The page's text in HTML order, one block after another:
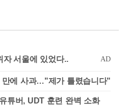
만에 사과…"제가 틀렸습니다"
튜버, UDT 훈련 완벽 소화